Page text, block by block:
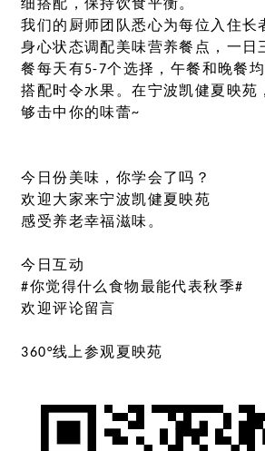
细搭配，保持饮食平衡。
我们的厨师团队悉心为每位入住长
身心状态调配美味营养餐点，一日
餐每天有5-7个选择，午餐和晚餐
搭配时令水果。在宁波凯健夏映苑
够击中你的味蕾~
今日份美味，你学会了吗？
欢迎大家来宁波凯健夏映苑
感受养老幸福滋味。
今日互动
#你觉得什么食物最能代表秋季#
欢迎评论留言
360°线上参观夏映苑